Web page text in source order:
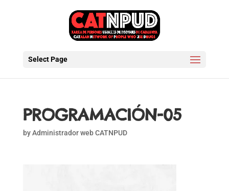
Select Page
PROGRAMACIÓN-05
byAdministrador web CATNPUD